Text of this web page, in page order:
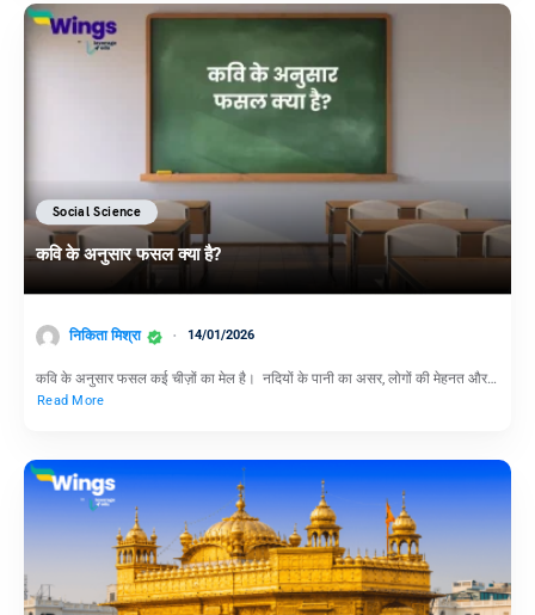
Social Science
कवि के अनुसार फसल क्या है?
निकिता मिश्रा 14/01/2026
कवि के अनुसार फसल कई चीज़ों का मेल है। नदियों के पानी का असर, लोगों की मेहनत और…
Read More